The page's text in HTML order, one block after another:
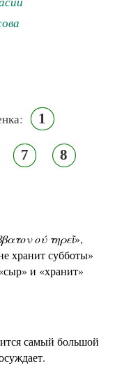
1
7 8
ού τηρεῖ»,
хранит субботы»
и «хранит»
самый большой